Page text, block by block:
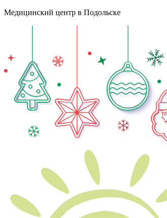
Медицинский центр в Подольске